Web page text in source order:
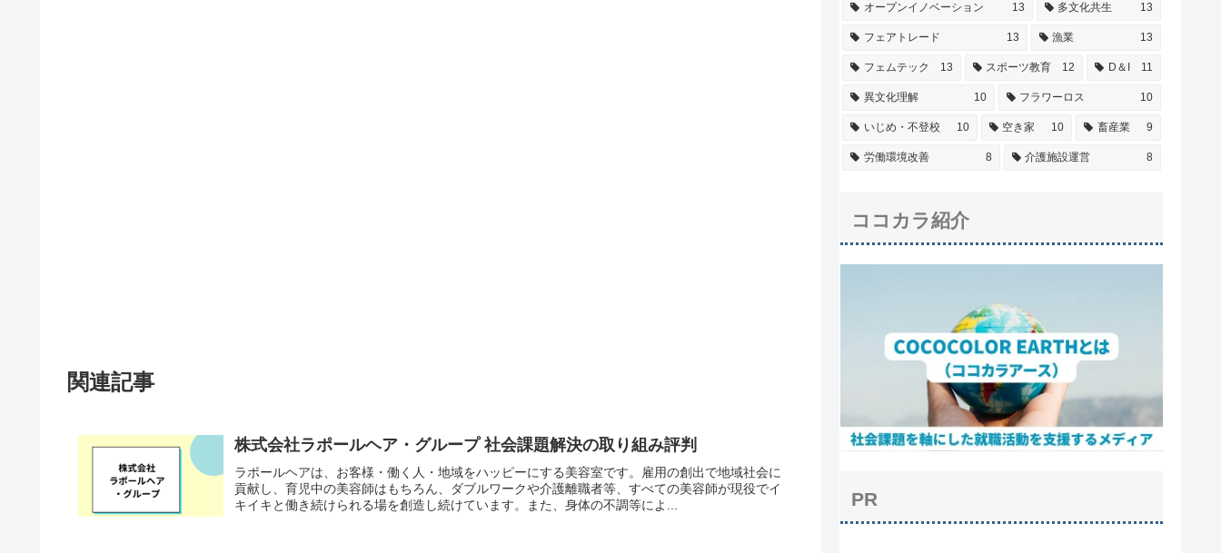
関連記事
株式会社ラポールヘア・グループ 社会課題解決の取り組み評判
ラポールヘアは、お客様・働く人・地域をハッピーにする美容室です。雇用の創出で地域社会に
貢献し、育児中の美容師はもちろん、ダブルワークや介護離職者等、すべての美容師が現役でイ
キイキと働き続けられる場を創造し続けています。また、身体の不調等によ...
オープンイノベーション 13 多文化共生 13
フェアトレード 13 漁業 13
フェムテック 13 スポーツ教育 12 D＆I 11
異文化理解 10 フラワーロス 10
いじめ・不登校 10 空き家 10 畜産業 9
労働環境改善 8 介護施設運営 8
ココカラ紹介
PR